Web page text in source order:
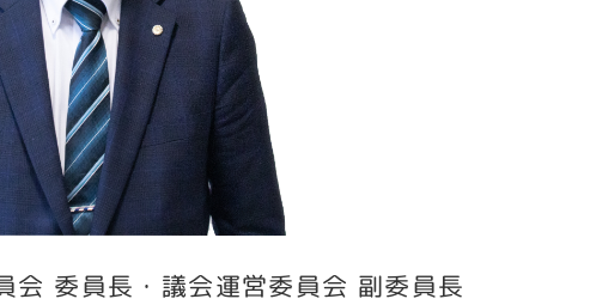
会 委員長・議会運営委員会 副委員長